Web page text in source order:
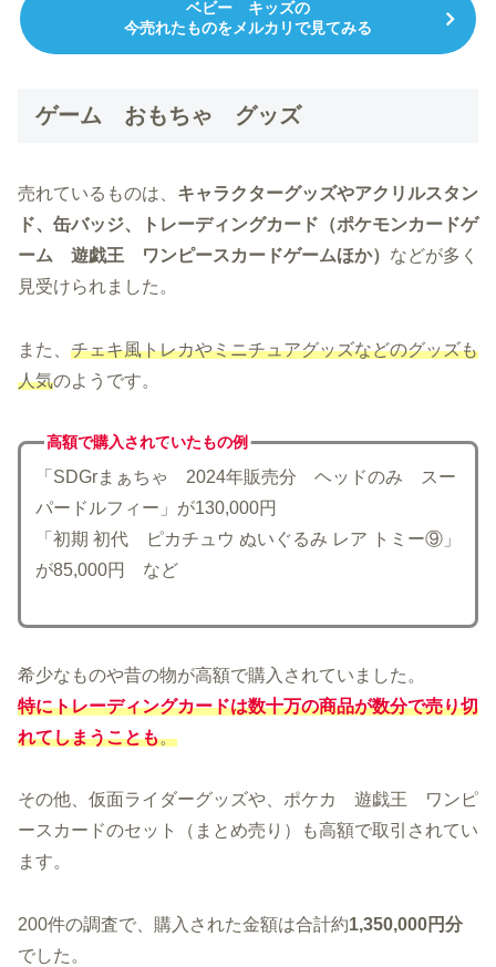
ベビー キッズの
今売れたものをメルカリで見てみる
ゲーム おもちゃ グッズ
売れているものは、 キャラクターグッズやアクリルスタン
ド、缶バッジ、トレーディングカード（ポケモンカードゲ
ーム 遊戯王 ワンピースカードゲームほか） などが多く
見受けられました。
また、 チェキ風トレカやミニチュアグッズなどのグッズも
人気のようです。
高額で購入されていたもの例
「SDGrまぁちゃ 2024年販売分 ヘッドのみ スー
パードルフィー」が130,000円
「初期 初代 ピカチュウ ぬいぐるみ レア トミー⑨」
が85,000円 など
希少なものや昔の物が高額で購入されていました。
特にトレーディングカードは数十万の商品が数分で売り切
れてしまうことも。
その他、仮面ライダーグッズや、ポケカ 遊戯王 ワンピ
ースカードのセット（まとめ売り）も高額で取引されてい
ます。
200件の調査で、購入された金額は合計約1,350,000円分
でした。